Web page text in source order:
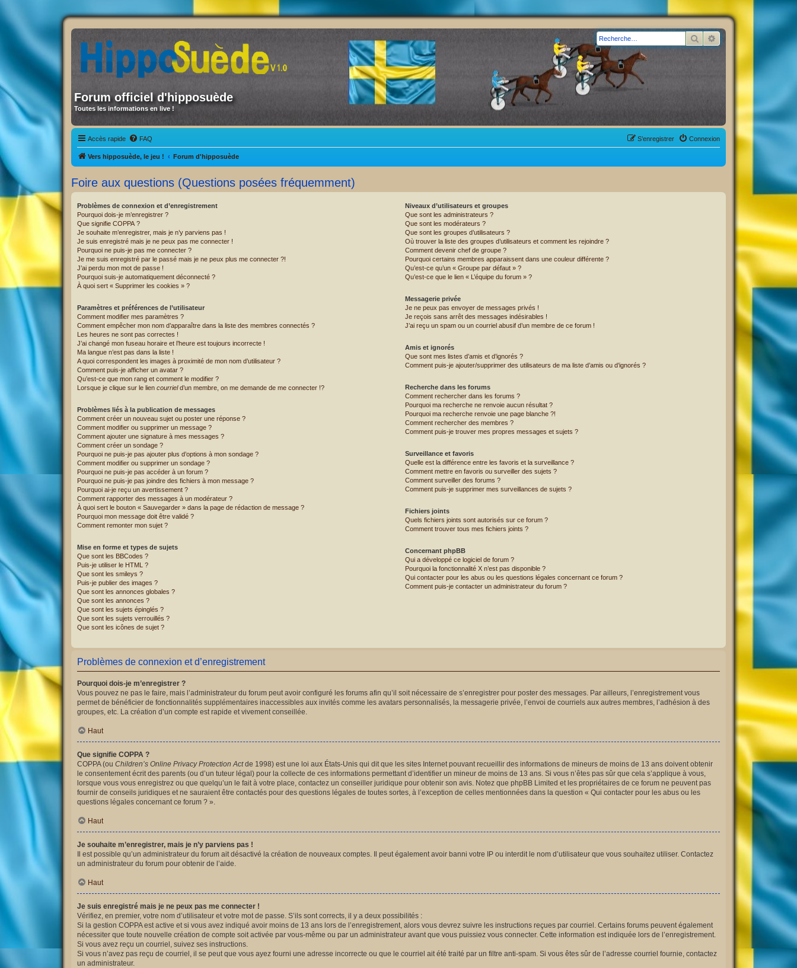
Forum officiel d'hipposuède
Toutes les informations en live !
Rechercher
Accès rapide FAQ Connexion
S’enregistrer
Vers hipposuède, le jeu ! Forum d'hipposuède
Foire aux questions (Questions posées fréquemment)
Problèmes de connexion et d’enregistrement
Pourquoi dois-je m’enregistrer ?
Que signifie COPPA ?
Je souhaite m’enregistrer, mais je n’y parviens pas !
Je suis enregistré mais je ne peux pas me connecter !
Pourquoi ne puis-je pas me connecter ?
Je me suis enregistré par le passé mais je ne peux plus me connecter ?!
J’ai perdu mon mot de passe !
Pourquoi suis-je automatiquement déconnecté ?
À quoi sert « Supprimer les cookies » ?
Paramètres et préférences de l’utilisateur
Comment modifier mes paramètres ?
Comment empêcher mon nom d’apparaître dans la liste des membres connectés ?
Les heures ne sont pas correctes !
J’ai changé mon fuseau horaire et l’heure est toujours incorrecte !
Ma langue n’est pas dans la liste !
A quoi correspondent les images à proximité de mon nom d’utilisateur ?
Comment puis-je afficher un avatar ?
Qu’est-ce que mon rang et comment le modifier ?
Lorsque je clique sur le lien courrield’un membre, on me demande de me connecter !?
Problèmes liés à la publication de messages
Comment créer un nouveau sujet ou poster une réponse ?
Comment modifier ou supprimer un message ?
Comment ajouter une signature à mes messages ?
Comment créer un sondage ?
Pourquoi ne puis-je pas ajouter plus d’options à mon sondage ?
Comment modifier ou supprimer un sondage ?
Pourquoi ne puis-je pas accéder à un forum ?
Pourquoi ne puis-je pas joindre des fichiers à mon message ?
Pourquoi ai-je reçu un avertissement ?
Comment rapporter des messages à un modérateur ?
À quoi sert le bouton « Sauvegarder » dans la page de rédaction de message ?
Pourquoi mon message doit être validé ?
Comment remonter mon sujet ?
Mise en forme et types de sujets
Que sont les BBCodes ?
Puis-je utiliser le HTML ?
Que sont les smileys ?
Puis-je publier des images ?
Que sont les annonces globales ?
Que sont les annonces ?
Que sont les sujets épinglés ?
Que sont les sujets verrouillés ?
Que sont les icônes de sujet ?
Niveaux d’utilisateurs et groupes
Que sont les administrateurs ?
Que sont les modérateurs ?
Que sont les groupes d’utilisateurs ?
Où trouver la liste des groupes d’utilisateurs et comment les rejoindre ?
Comment devenir chef de groupe ?
Pourquoi certains membres apparaissent dans une couleur différente ?
Qu’est-ce qu’un « Groupe par défaut » ?
Qu’est-ce que le lien « L’équipe du forum » ?
Messagerie privée
Je ne peux pas envoyer de messages privés !
Je reçois sans arrêt des messages indésirables !
J’ai reçu un spam ou un courriel abusif d’un membre de ce forum !
Amis et ignorés
Que sont mes listes d’amis et d’ignorés ?
Comment puis-je ajouter/supprimer des utilisateurs de ma liste d’amis ou d’ignorés ?
Recherche dans les forums
Comment rechercher dans les forums ?
Pourquoi ma recherche ne renvoie aucun résultat ?
Pourquoi ma recherche renvoie une page blanche ?!
Comment rechercher des membres ?
Comment puis-je trouver mes propres messages et sujets ?
Surveillance et favoris
Quelle est la différence entre les favoris et la surveillance ?
Comment mettre en favoris ou surveiller des sujets ?
Comment surveiller des forums ?
Comment puis-je supprimer mes surveillances de sujets ?
Fichiers joints
Quels fichiers joints sont autorisés sur ce forum ?
Comment trouver tous mes fichiers joints ?
Concernant phpBB
Qui a développé ce logiciel de forum ?
Pourquoi la fonctionnalité X n’est pas disponible ?
Qui contacter pour les abus ou les questions légales concernant ce forum ?
Comment puis-je contacter un administrateur du forum ?
Problèmes de connexion et d’enregistrement
Pourquoi dois-je m’enregistrer ?
Vous pouvez ne pas le faire, mais l’administrateur du forum peut avoir configuré les forums afin qu’il soit nécessaire de s’enregistrer pour poster des messages. Par ailleurs, l’enregistrement vous
permet de bénéficier de fonctionnalités supplémentaires inaccessibles aux invités comme les avatars personnalisés, la messagerie privée, l’envoi de courriels aux autres membres, l’adhésion à des
groupes, etc. La création d’un compte est rapide et vivement conseillée.
Haut
Que signifie COPPA ?
COPPA (ou Children’s Online Privacy Protection Actde 1998) est une loi aux États-Unis qui dit que les sites Internet pouvant recueillir des informations de mineurs de moins de 13 ans doivent obtenir
le consentement écrit des parents (ou d’un tuteur légal) pour la collecte de ces informations permettant d’identifier un mineur de moins de 13 ans. Si vous n’êtes pas sûr que cela s’applique à vous,
lorsque vous vous enregistrez ou que quelqu’un le fait à votre place, contactez un conseiller juridique pour obtenir son avis. Notez que phpBB Limited et les propriétaires de ce forum ne peuvent pas
fournir de conseils juridiques et ne sauraient être contactés pour des questions légales de toutes sortes, à l’exception de celles mentionnées dans la question « Qui contacter pour les abus ou les
questions légales concernant ce forum ? ».
Haut
Je souhaite m’enregistrer, mais je n’y parviens pas !
Il est possible qu’un administrateur du forum ait désactivé la création de nouveaux comptes. Il peut également avoir banni votre IP ou interdit le nom d’utilisateur que vous souhaitez utiliser. Contactez
un administrateur du forum pour obtenir de l’aide.
Haut
Je suis enregistré mais je ne peux pas me connecter !
Vérifiez, en premier, votre nom d’utilisateur et votre mot de passe. S’ils sont corrects, il y a deux possibilités :
Si la gestion COPPA est active et si vous avez indiqué avoir moins de 13 ans lors de l’enregistrement, alors vous devrez suivre les instructions reçues par courriel. Certains forums peuvent également
nécessiter que toute nouvelle création de compte soit activée par vous-même ou par un administrateur avant que vous puissiez vous connecter. Cette information est indiquée lors de l’enregistrement.
Si vous avez reçu un courriel, suivez ses instructions.
Si vous n’avez pas reçu de courriel, il se peut que vous ayez fourni une adresse incorrecte ou que le courriel ait été traité par un filtre anti-spam. Si vous êtes sûr de l’adresse courriel fournie, contactez
un administrateur.